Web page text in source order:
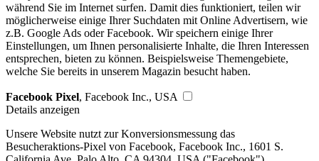
während Sie im Internet surfen. Damit dies funktioniert, teilen wir
möglicherweise einige Ihrer Suchdaten mit Online Advertisern, wie
z.B. Google Ads oder Facebook. Wir speichern einige Ihrer
Einstellungen, um Ihnen personalisierte Inhalte, die Ihren Interessen
entsprechen, bieten zu können. Beispielsweise Themengebiete,
welche Sie bereits in unserem Magazin besucht haben.
Facebook Pixel, Facebook Inc., USA
Details anzeigen
Unsere Website nutzt zur Konversionsmessung das
Besucheraktions-Pixel von Facebook, Facebook Inc., 1601 S.